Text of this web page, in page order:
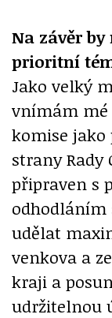
Na závěr
prioritní
Jako velký
vnímám mé
komise jako
strany Rady
připraven s
odhodláním
udělat
venkova a
kraji a
udržitelnou